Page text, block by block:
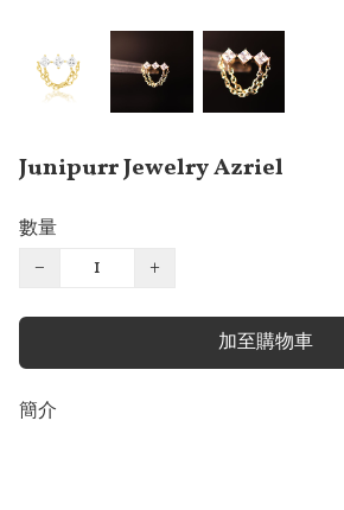
Junipurr Jewelry Azriel
數量
−
+
加至購物車
簡介